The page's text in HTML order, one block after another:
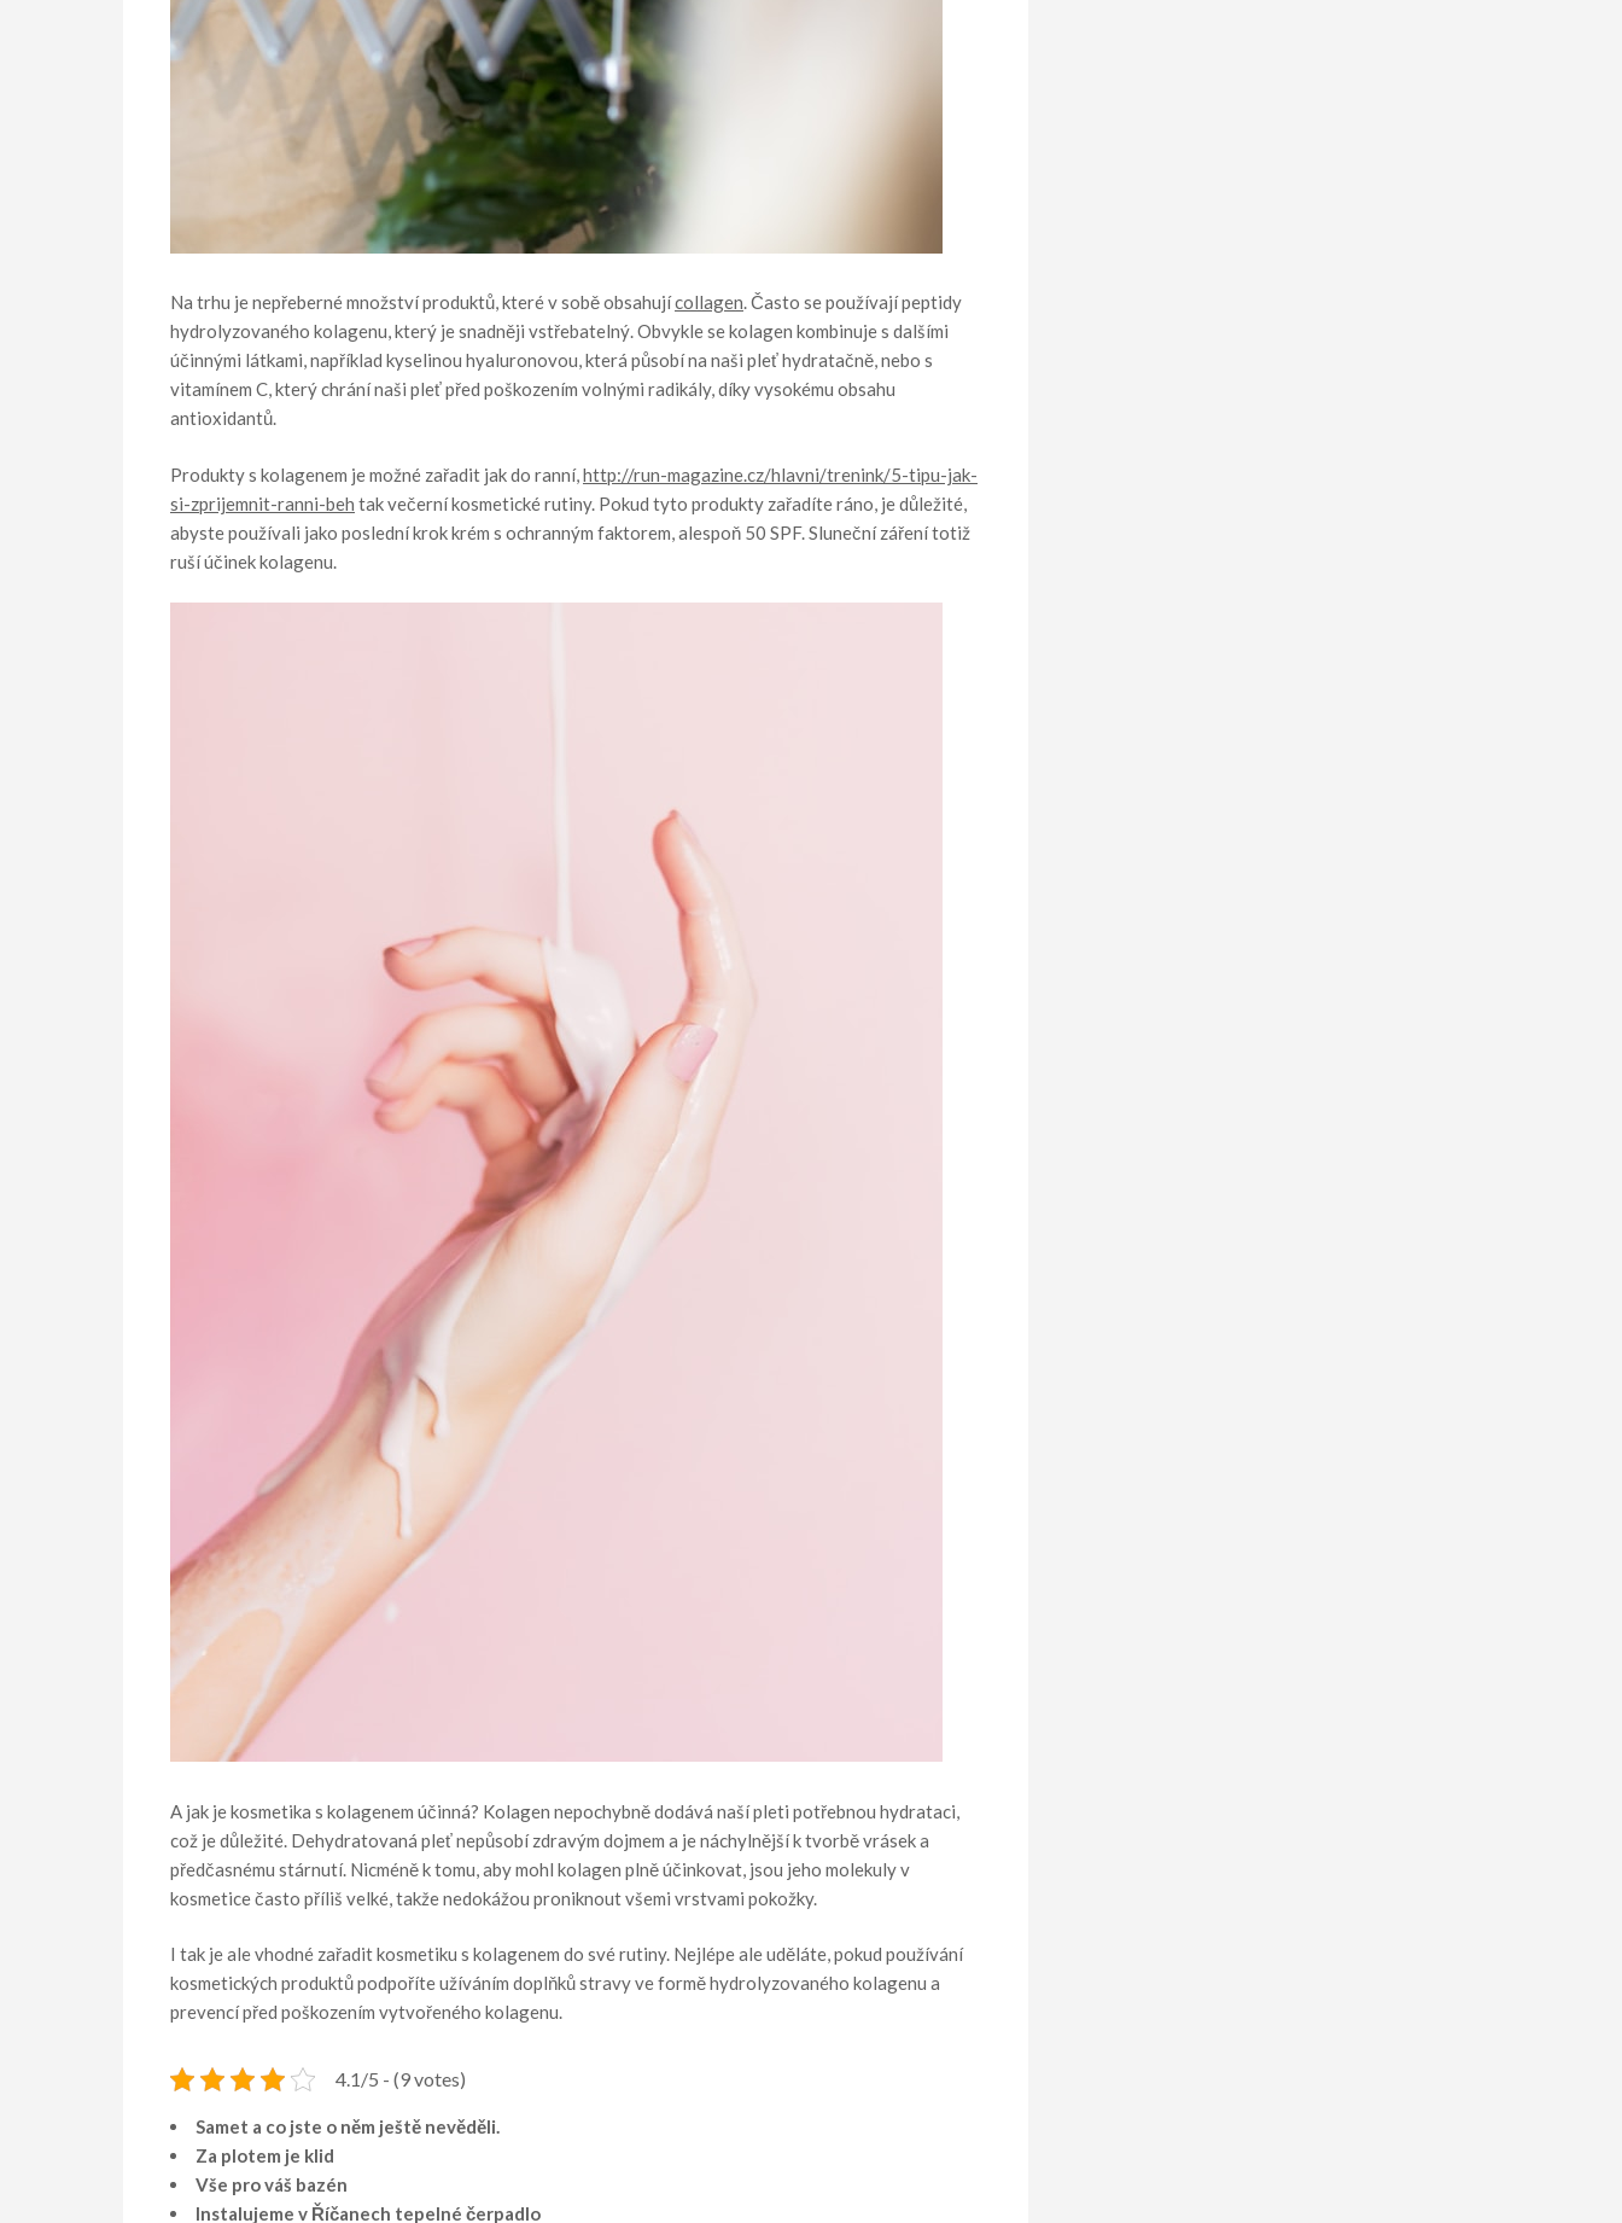
Na trhu je nepřeberné množství produktů, které v sobě obsahujícollagen. Často se používají peptidy
hydrolyzovaného kolagenu, který je snadněji vstřebatelný. Obvykle se kolagen kombinuje s dalšími
účinnými látkami, například kyselinou hyaluronovou, která působí na naši pleť hydratačně, nebo s
vitamínem C, který chrání naši pleť před poškozením volnými radikály, díky vysokému obsahu
antioxidantů.
Produkty s kolagenem je možné zařadit jak do ranní, http://run-magazine.cz/hlavni/trenink/5-tipu-jak-
si-zprijemnit-ranni-beh tak večerní kosmetické rutiny. Pokud tyto produkty zařadíte ráno, je důležité,
abyste používali jako poslední krok krém s ochranným faktorem, alespoň 50 SPF. Sluneční záření totiž
ruší účinek kolagenu.
A jak je kosmetika s kolagenem účinná? Kolagen nepochybně dodává naší pleti potřebnou hydrataci,
což je důležité. Dehydratovaná pleť nepůsobí zdravým dojmem a je náchylnější k tvorbě vrásek a
předčasnému stárnutí. Nicméně k tomu, aby mohl kolagen plně účinkovat, jsou jeho molekuly v
kosmetice často příliš velké, takže nedokážou proniknout všemi vrstvami pokožky.
I tak je ale vhodné zařadit kosmetiku s kolagenem do své rutiny. Nejlépe ale uděláte, pokud používání
kosmetických produktů podpoříte užíváním doplňků stravy ve formě hydrolyzovaného kolagenu a
prevencí před poškozením vytvořeného kolagenu.
4.1/5 - (9 votes)
Samet a co jste o něm ještě nevěděli.
Za plotem je klid
Vše pro váš bazén
Instalujeme v Říčanech tepelné čerpadlo